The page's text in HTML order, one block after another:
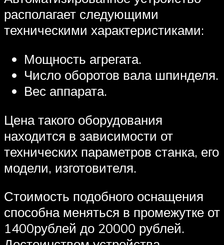
располагает следующими
техническими характеристиками:
Мощность агрегата.
Число оборотов вала шпинделя.
Вес аппарата.
Цена такого оборудования
находится в зависимости от
технических параметров станка, его
модели, изготовителя.
Стоимость подобного оснащения
способна меняться в промежутке от
1400рублей до 20000 рублей.